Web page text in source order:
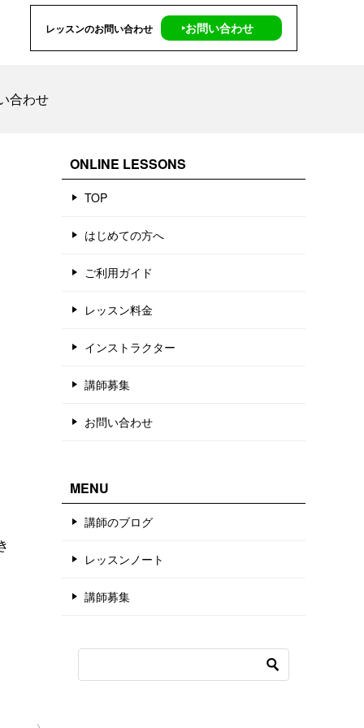
レッスンのお問い合わせ ‣お問い合わせ
合わせ
ONLINE LESSONS
TOP
はじめての方へ
ご利用ガイド
レッスン料金
インストラクター
講師募集
お問い合わせ
MENU
講師のブログ
レッスンノート
講師募集